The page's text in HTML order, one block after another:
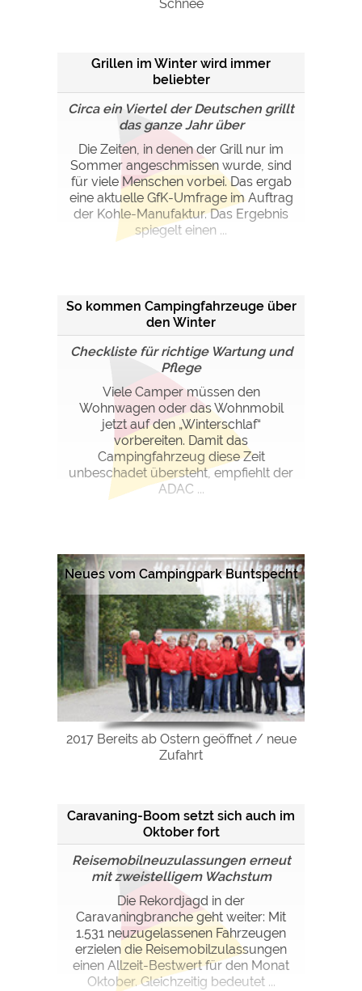
Schnee
Grillen im Winter wird immer
beliebter
Circa ein Viertel der Deutschen grillt
das ganze Jahr über
Die Zeiten, in denen der Grill nur im
Sommer angeschmissen wurde, sind
für viele Menschen vorbei. Das ergab
eine aktuelle GfK-Umfrage im Auftrag
der Kohle-Manufaktur. Das Ergebnis
spiegelt einen ...
So kommen Campingfahrzeuge über
den Winter
Checkliste für richtige Wartung und
Pflege
Viele Camper müssen den
Wohnwagen oder das Wohnmobil
jetzt auf den „Winterschlaf“
vorbereiten. Damit das
Campingfahrzeug diese Zeit
unbeschadet übersteht, empfiehlt der
ADAC ...
Neues vom Campingpark Buntspecht
2017 Bereits ab Ostern geöffnet / neue
Zufahrt
Caravaning-Boom setzt sich auch im
Oktober fort
Reisemobilneuzulassungen erneut
mit zweistelligem Wachstum
Die Rekordjagd in der
Caravaningbranche geht weiter: Mit
1.531 neuzugelassenen Fahrzeugen
erzielen die Reisemobilzulassungen
einen Allzeit-Bestwert für den Monat
Oktober. Gleichzeitig bedeutet ...
https://policies.google.com/privacy
Die Cookieeinstellungen können jeder Zeit im Footer
über "COOKIES" geändert werden!